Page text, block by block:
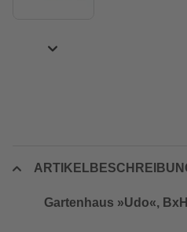
Gartenhaus »Udo«,